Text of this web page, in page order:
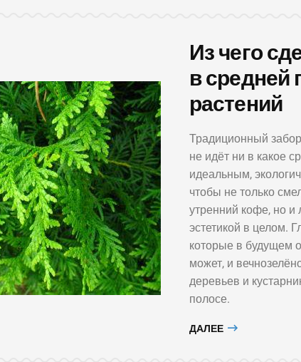
Из чего
в средней
растений
Традиционный
не идёт ни в какое
идеальным,
чтобы не только
утренний кофе, но и
эстетикой в целом.
которые в будущем
может, и
деревьев и
полосе.
ДАЛЕЕ